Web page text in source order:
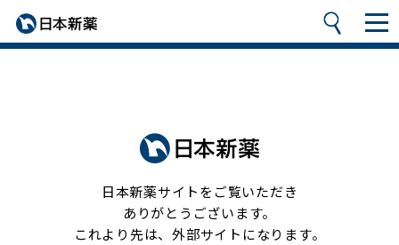
日本新薬サイトをご覧いただき
ありがとうございます。
これより先は、外部サイトになります。